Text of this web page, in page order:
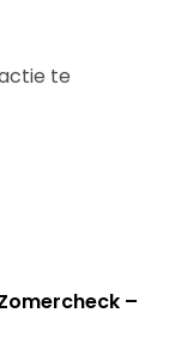
te
–